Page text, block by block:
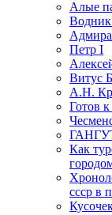
Алые
Водник
Петр I
Витус
А.Н.
Готов
Как
ссср в